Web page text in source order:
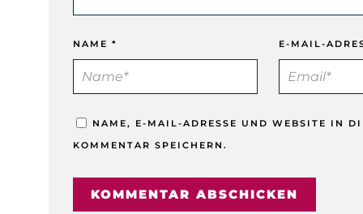
NAME * E-MAIL-
NAME, E-MAIL-ADRESSE UND WEBSITE IN
KOMMENTAR SPEICHERN.